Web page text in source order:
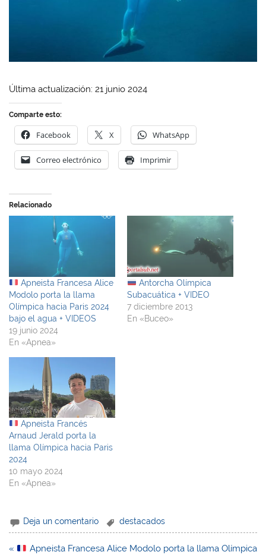
Última actualización: 21 junio 2024
Comparte esto:
Facebook X WhatsApp
Correo electrónico Imprimir
Relacionado
Apneista Francesa Alice
Modolo porta la llama
Olímpica hacia Paris 2024
bajo el agua + VIDEOS
19 junio 2024
En «Apnea»
Antorcha Olímpica
Subacuática + VIDEO
7 diciembre 2013
En «Buceo»
Apneista Francés
Arnaud Jerald porta la
llama Olímpica hacia Paris
2024
10 mayo 2024
En «Apnea»
Deja un comentario destacados
Navegación
«
Apneista Francesa Alice Modolo porta la llama Olímpica